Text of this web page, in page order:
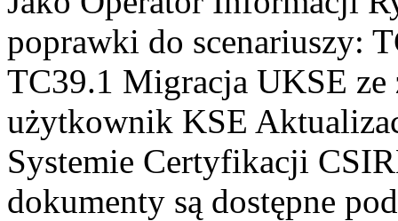
poprawki do scenariuszy:
TC39.1 Migracja UKSE
użytkownik KSE
Systemie Certyfikacji
dokumenty są dostępne